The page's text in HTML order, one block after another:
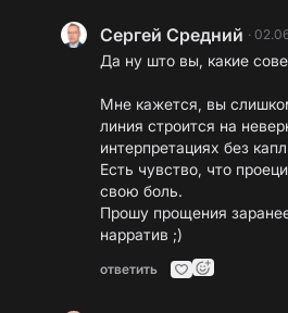
Сергей Средний ·
Да ну што вы, какие
Мне кажется, вы
линия строится на
интерпретациях без
Есть чувство, что
свою боль.
Прошу прощения
нарратив ;)
ответить